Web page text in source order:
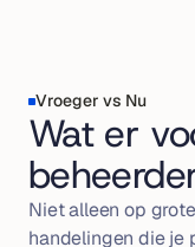
Vroeger vs Nu
Wat er
Niet alleen op
handelingen die je